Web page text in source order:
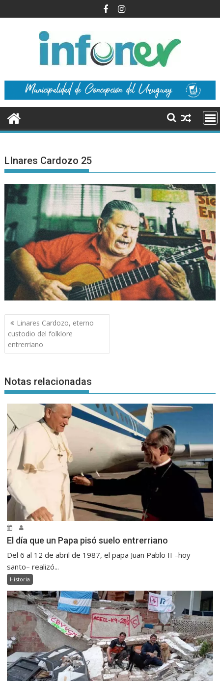
al
LInares Cardozo 25
Navegación
de
entradas
Linares Cardozo, eterno
custodio del folklore
entrerriano
Notas relacionadas
El día que un Papa pisó suelo entrerriano
Del 6 al 12 de abril de 1987, el papa Juan Pablo II –hoy
santo– realizó...
Historia